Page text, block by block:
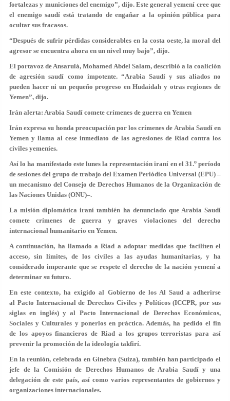
fortalezas y municiones del enemigo”, dijo. Este general yemení cree que
el enemigo saudí está tratando de engañar a la opinión pública para
ocultar sus fracasos.
“Después de sufrir pérdidas considerables en la costa oeste, la moral del
agresor se encuentra ahora en un nivel muy bajo”, dijo.
El portavoz de Ansarulá, Mohamed Abdel Salam, describió a la coalición
de agresión saudí como impotente. “Arabia Saudí y sus aliados no
pueden hacer ni un pequeño progreso en Hudaidah y otras regiones de
Yemen”, dijo.
Irán alerta: Arabia Saudí comete crímenes de guerra en Yemen
Irán expresa su honda preocupación por los crímenes de Arabia Saudí en
Yemen y llama al cese inmediato de las agresiones de Riad contra los
civiles yemeníes.
Así lo ha manifestado este lunes la representación iraní en el 31.operíodo
de sesiones del grupo de trabajo del Examen Periódico Universal (EPU) –
un mecanismo del Consejo de Derechos Humanos de la Organización de
las Naciones Unidas (ONU)–.
La misión diplomática iraní también ha denunciado que Arabia Saudí
comete crímenes de guerra y graves violaciones del derecho
internacional humanitario en Yemen.
A continuación, ha llamado a Riad a adoptar medidas que faciliten el
acceso, sin límites, de los civiles a las ayudas humanitarias, y ha
considerado imperante que se respete el derecho de la nación yemení a
determinar su futuro.
En este contexto, ha exigido al Gobierno de los Al Saud a adherirse
al Pacto Internacional de Derechos Civiles y Políticos (ICCPR, por sus
siglas en inglés) y al Pacto Internacional de Derechos Económicos,
Sociales y Culturales y ponerlos en práctica. Además, ha pedido el fin
de los apoyos financieros de Riad a los grupos terroristas para así
prevenir la promoción de la ideología takfirí.
En la reunión, celebrada en Ginebra (Suiza), también han participado el
jefe de la Comisión de Derechos Humanos de Arabia Saudí y una
delegación de este país, así como varios representantes de gobiernos y
organizaciones internacionales.